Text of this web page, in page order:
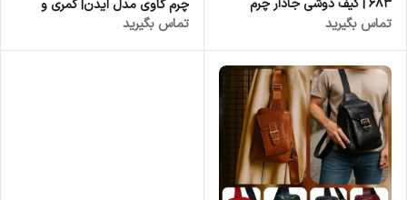
۶۸۳ | کیف دوشی جادار چرم
طبیعی
تماس بگیرید
چرم گاوی مدل ایدن| کمری و
کراس | تولیدی چرم کوروش
تماس بگیرید